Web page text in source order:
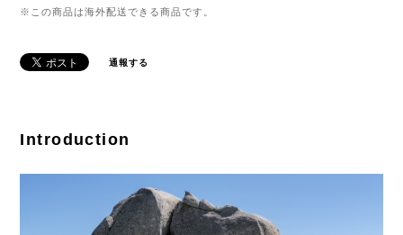
※この商品は海外配送できる商品です。
通報する
Introduction